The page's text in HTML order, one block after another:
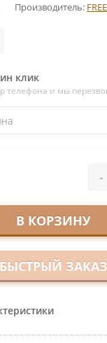
Производитель:
клик
телефона и мы
-
В КОРЗИНУ
БЫСТРЫЙ ЗАКАЗ